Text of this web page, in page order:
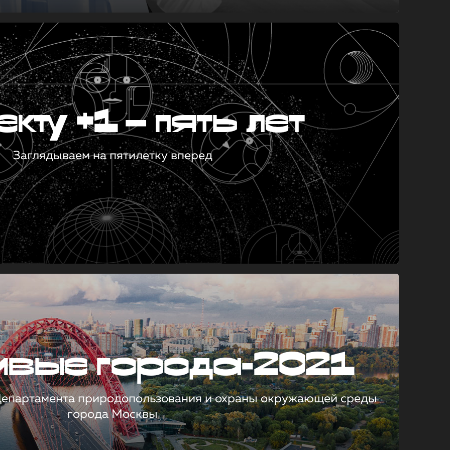
+1 — пять лет
Заглядываем на пятилетку вперед
города-2021
природопользования и охраны окружающей среды
города Москвы